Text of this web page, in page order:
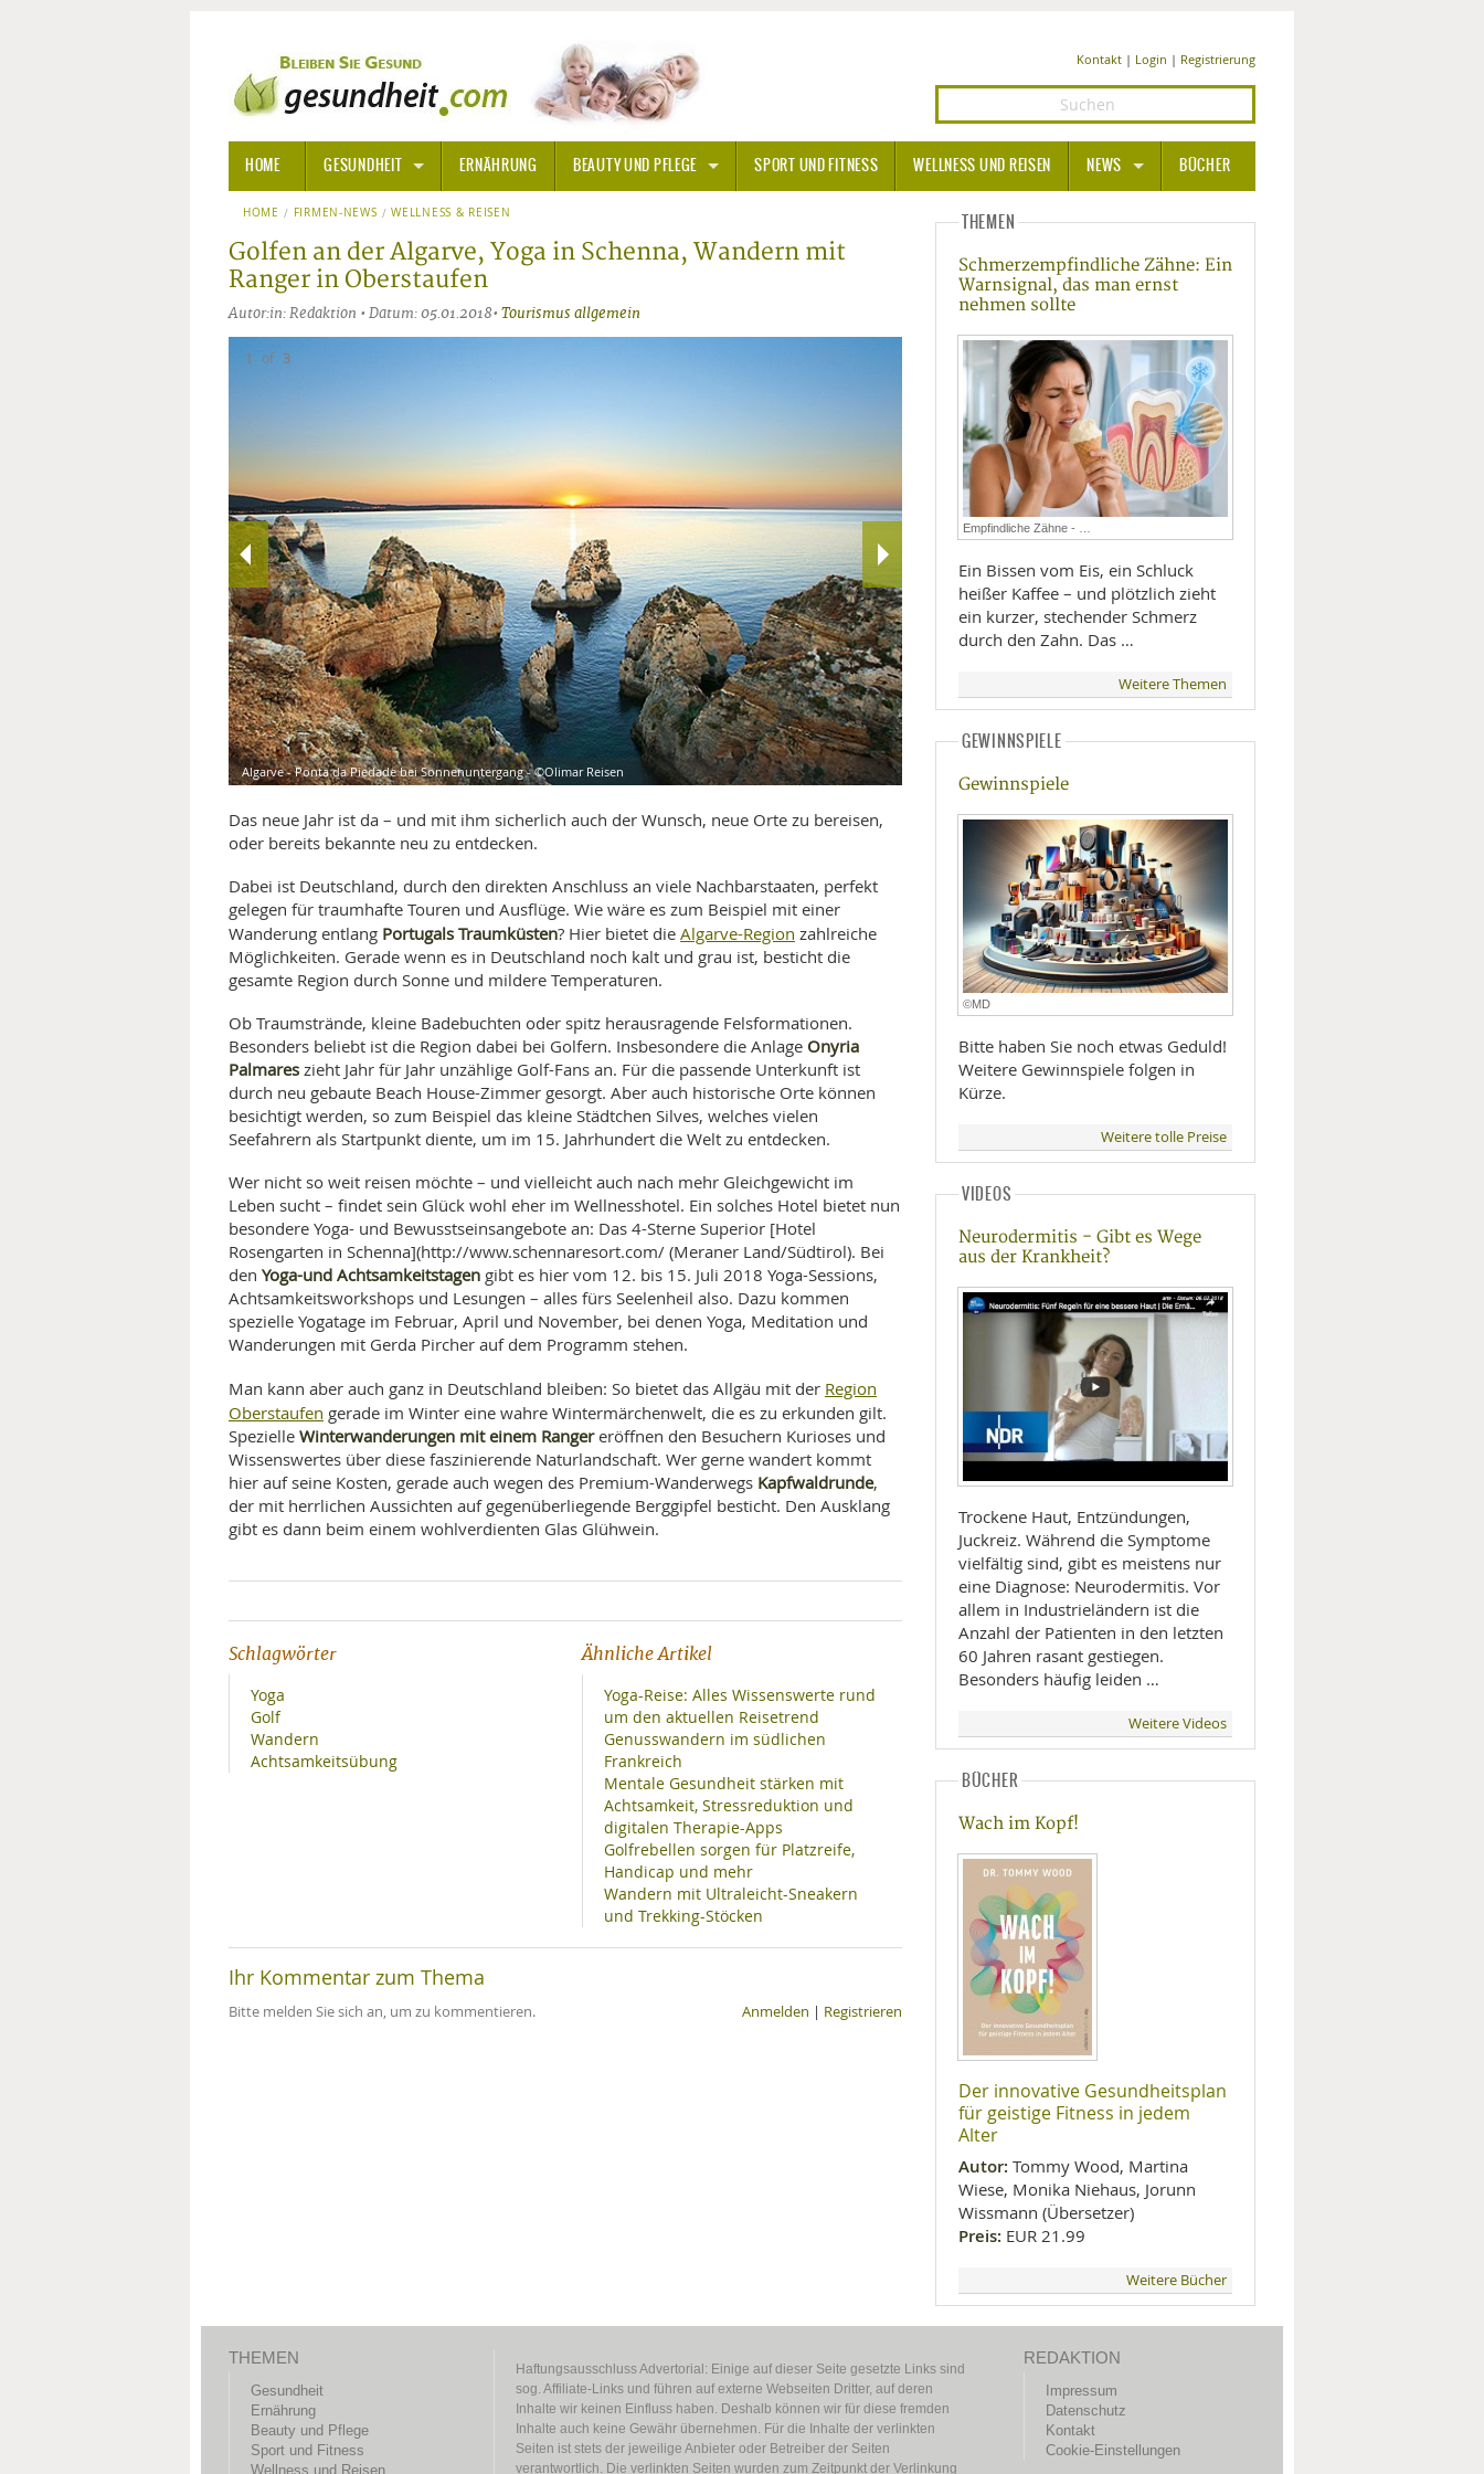
Kontakt| Login | Registrierung
HOME GESUNDHEIT
ALLGEMEINE INFORMATIONEN
ALTERNATIVE HEILWEISENAROMA THERAPIE
BACHBLÜTEN
KALIFORNISCHE BLÜTEN
NATURHEILKUNDE
ALTERNATIVE MEDIZIN
KRANKHEITEN VON A-ZANGST
MEDIZINISCHE FACHBEGRIFFE
MUND UND ZÄHNE
PRÄVENTION UND ALTER
SYMPTOME UND DIAGNOSE
VITAMINE UND MINERALSTOFFE
WISSENSCHAFT UND FORSCHUNG
ERNÄHRUNG BEAUTY UND PFLEGE SPORT UND FITNESS WELLNESS UND REISEN NEWS
MEDIZIN UND PHARMA
BEAUTY UND PFLEGE
SPORT UND FITNESS
WELLNESS UND REISEN
LIFESTYLE
MOBILITÄT
BÜCHER
HOME FIRMEN-NEWS WELLNESS & REISEN
Golfen an der Algarve, Yoga in Schenna, Wandern mit
Ranger in Oberstaufen
Autor:in: Redaktion • Datum: 05.01.2018• Tourismus allgemein
Algarve - Ponta da Piedade bei Sonnenuntergang - ©Olimar Reisen
1 of 3
Das neue Jahr ist da – und mit ihm sicherlich auch der Wunsch, neue Orte zu bereisen,
oder bereits bekannte neu zu entdecken.
Dabei ist Deutschland, durch den direkten Anschluss an viele Nachbarstaaten, perfekt
gelegen für traumhafte Touren und Ausflüge. Wie wäre es zum Beispiel mit einer
Wanderung entlang Portugals Traumküsten? Hier bietet die Algarve-Region zahlreiche
Möglichkeiten. Gerade wenn es in Deutschland noch kalt und grau ist, besticht die
gesamte Region durch Sonne und mildere Temperaturen.
Ob Traumstrände, kleine Badebuchten oder spitz herausragende Felsformationen.
Besonders beliebt ist die Region dabei bei Golfern. Insbesondere die Anlage Onyria
Palmares zieht Jahr für Jahr unzählige Golf-Fans an. Für die passende Unterkunft ist
durch neu gebaute Beach House-Zimmer gesorgt. Aber auch historische Orte können
besichtigt werden, so zum Beispiel das kleine Städtchen Silves, welches vielen
Seefahrern als Startpunkt diente, um im 15. Jahrhundert die Welt zu entdecken.
Wer nicht so weit reisen möchte – und vielleicht auch nach mehr Gleichgewicht im
Leben sucht – findet sein Glück wohl eher im Wellnesshotel. Ein solches Hotel bietet nun
besondere Yoga- und Bewusstseinsangebote an: Das 4-Sterne Superior [Hotel
Rosengarten in Schenna](http://www.schennaresort.com/ (Meraner Land/Südtirol). Bei
den Yoga-und Achtsamkeitstagen gibt es hier vom 12. bis 15. Juli 2018 Yoga-Sessions,
Achtsamkeitsworkshops und Lesungen – alles fürs Seelenheil also. Dazu kommen
spezielle Yogatage im Februar, April und November, bei denen Yoga, Meditation und
Wanderungen mit Gerda Pircher auf dem Programm stehen.
Man kann aber auch ganz in Deutschland bleiben: So bietet das Allgäu mit der Region
Oberstaufen gerade im Winter eine wahre Wintermärchenwelt, die es zu erkunden gilt.
Spezielle Winterwanderungen mit einem Rangereröffnen den Besuchern Kurioses und
Wissenswertes über diese faszinierende Naturlandschaft. Wer gerne wandert kommt
hier auf seine Kosten, gerade auch wegen des Premium-Wanderwegs Kapfwaldrunde,
der mit herrlichen Aussichten auf gegenüberliegende Berggipfel besticht. Den Ausklang
gibt es dann beim einem wohlverdienten Glas Glühwein.
Schlagwörter
Yoga
Golf
Wandern
Achtsamkeitsübung
Ähnliche Artikel
Yoga-Reise: Alles Wissenswerte rund
um den aktuellen Reisetrend
Genusswandern im südlichen
Frankreich
Mentale Gesundheit stärken mit
Achtsamkeit, Stressreduktion und
digitalen Therapie-Apps
Golfrebellen sorgen für Platzreife,
Handicap und mehr
Wandern mit Ultraleicht-Sneakern
und Trekking-Stöcken
Ihr Kommentar zum Thema
Bitte melden Sie sich an, um zu kommentieren. Anmelden | Registrieren
THEMEN
Schmerzempfindliche Zähne: Ein
Warnsignal, das man ernst
nehmen sollte
Empfindliche Zähne - …
Ein Bissen vom Eis, ein Schluck
heißer Kaffee – und plötzlich zieht
ein kurzer, stechender Schmerz
durch den Zahn. Das …
Weitere Themen
GEWINNSPIELE
Gewinnspiele
©MD
Bitte haben Sie noch etwas Geduld!
Weitere Gewinnspiele folgen in
Kürze.
Weitere tolle Preise
VIDEOS
Neurodermitis - Gibt es Wege
aus der Krankheit?
Trockene Haut, Entzündungen,
Juckreiz. Während die Symptome
vielfältig sind, gibt es meistens nur
eine Diagnose: Neurodermitis. Vor
allem in Industrieländern ist die
Anzahl der Patienten in den letzten
60 Jahren rasant gestiegen.
Besonders häufig leiden …
Weitere Videos
BÜCHER
Wach im Kopf!
Der innovative Gesundheitsplan
für geistige Fitness in jedem
Alter
Autor: Tommy Wood, Martina
Wiese, Monika Niehaus, Jorunn
Wissmann (Übersetzer)
Preis: EUR 21.99
Weitere Bücher
THEMEN
Gesundheit
Ernährung
Beauty und Pflege
Sport und Fitness
Wellness und Reisen
Haftungsausschluss Advertorial: Einige auf dieser Seite gesetzte Links sind
sog. Affiliate-Links und führen auf externe Webseiten Dritter, auf deren
Inhalte wir keinen Einfluss haben. Deshalb können wir für diese fremden
Inhalte auch keine Gewähr übernehmen. Für die Inhalte der verlinkten
Seiten ist stets der jeweilige Anbieter oder Betreiber der Seiten
verantwortlich. Die verlinkten Seiten wurden zum Zeitpunkt der Verlinkung
REDAKTION
Impressum
Datenschutz
Kontakt
Cookie-Einstellungen